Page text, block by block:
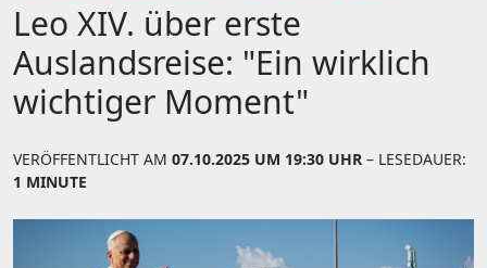
Leo XIV. über erste
Auslandsreise: "Ein wirklich
wichtiger Moment"
VERÖFFENTLICHT AM 07.10.2025 UM 19:30 UHR – LESEDAUER:
1 MINUTE